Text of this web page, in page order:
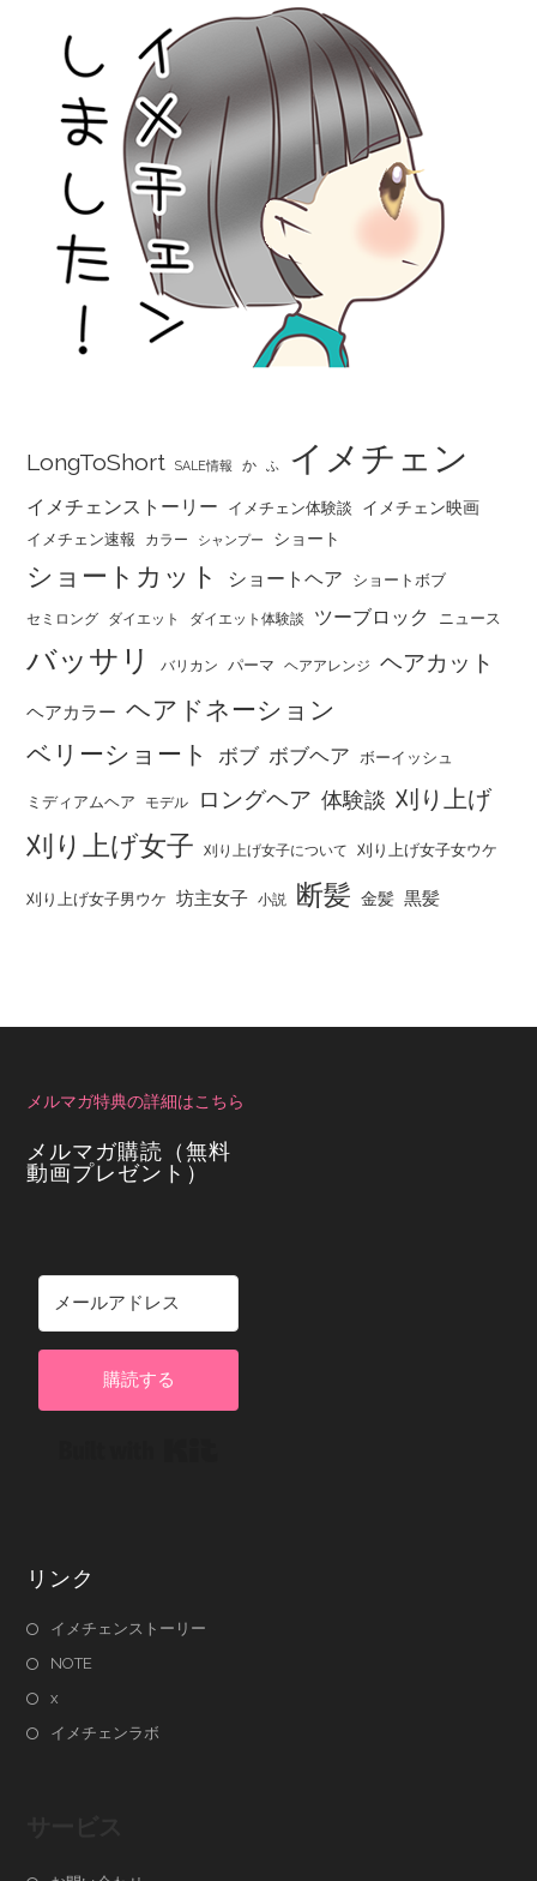
LongToShort SALE情報 か ふ イメチェン
イメチェンストーリー イメチェン体験談 イメチェン映画
イメチェン速報 カラー シャンプー ショート
ショートカット ショートヘア ショートボブ
セミロング ダイエット ダイエット体験談 ツーブロック ニュース
バッサリ バリカン パーマ ヘアアレンジ ヘアカット
ヘアカラー ヘアドネーション
ベリーショート
ボブ ボブヘア ボーイッシュ
ミディアムヘア モデル ロングヘア 体験談 刈り上げ
刈り上げ女子 刈り上げ女子について 刈り上げ女子女ウケ
刈り上げ女子男ウケ 坊主女子 小説 断髪 金髪 黒髪
メルマガ特典の詳細はこちら
メルマガ購読（無料
動画プレゼント）
購読する
リンク
イメチェンストーリー
NOTE
x
イメチェンラボ